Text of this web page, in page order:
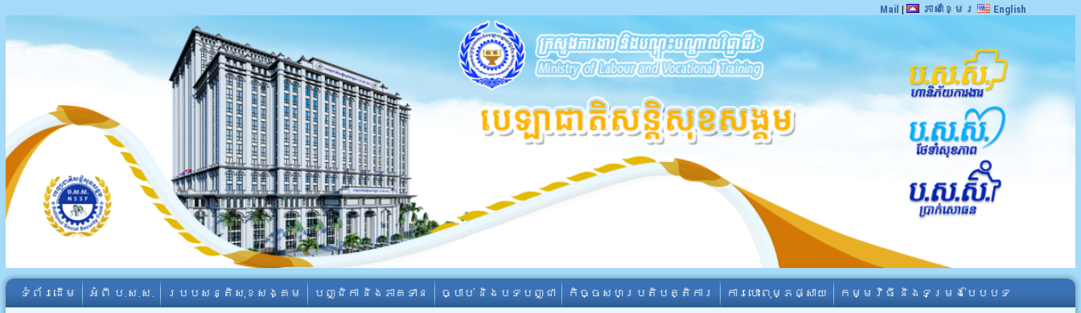
Mail | ភាសាខ្មែរ English
ទំព័រដើម អំពី​ ប.ស.ស. របបសន្តិសុខសង្គម បញ្ជិកា និងភាគទាន ច្បាប់ និងបទបញ្ជា កិច្ចសហប្រតិបត្តិការ ការបោះពុម្ភផ្សាយ កម្មវិធី និងទម្រង់បែបបទ